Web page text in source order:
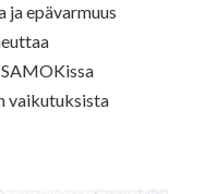
ja epävarmuus
vaikutuksista